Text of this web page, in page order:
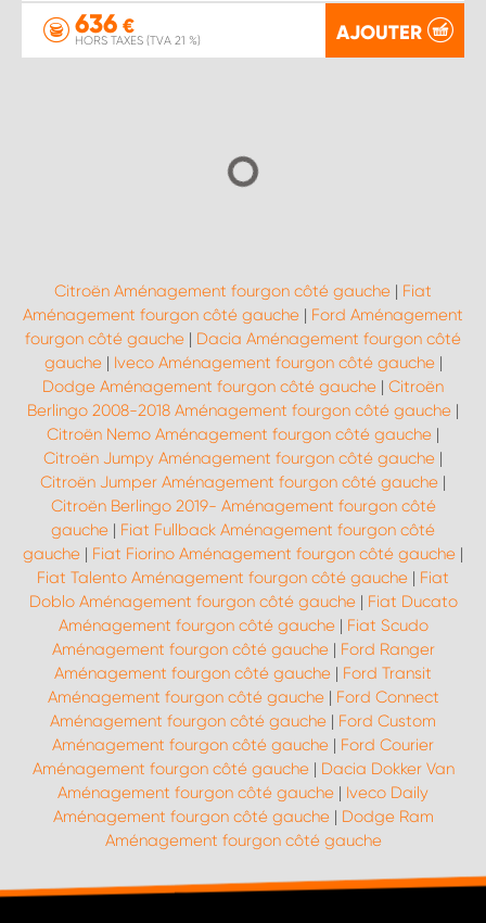
636 €
HORS TAXES (TVA 21 %) AJOUTER
Citroën Aménagement fourgon côté gauche | Fiat
Aménagement fourgon côté gauche | Ford Aménagement
fourgon côté gauche | Dacia Aménagement fourgon côté
gauche| Iveco Aménagement fourgon côté gauche|
Dodge Aménagement fourgon côté gauche | Citroën
Berlingo 2008-2018 Aménagement fourgon côté gauche |
Citroën Nemo Aménagement fourgon côté gauche |
Citroën Jumpy Aménagement fourgon côté gauche |
Citroën Jumper Aménagement fourgon côté gauche |
Citroën Berlingo 2019- Aménagement fourgon côté
gauche | Fiat Fullback Aménagement fourgon côté
gauche | Fiat Fiorino Aménagement fourgon côté gauche |
Fiat Talento Aménagement fourgon côté gauche | Fiat
Doblo Aménagement fourgon côté gauche| Fiat Ducato
Aménagement fourgon côté gauche| Fiat Scudo
Aménagement fourgon côté gauche| Ford Ranger
Aménagement fourgon côté gauche | Ford Transit
Aménagement fourgon côté gauche| Ford Connect
Aménagement fourgon côté gauche | Ford Custom
Aménagement fourgon côté gauche | Ford Courier
Aménagement fourgon côté gauche| Dacia Dokker Van
Aménagement fourgon côté gauche | Iveco Daily
Aménagement fourgon côté gauche| Dodge Ram
Aménagement fourgon côté gauche